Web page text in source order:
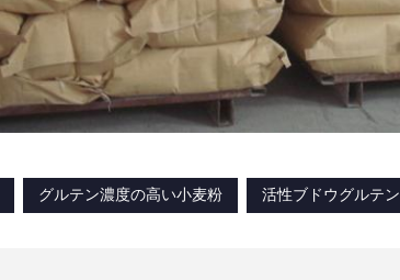
グルテン濃度の高い小麦粉 活性ブドウグルテン